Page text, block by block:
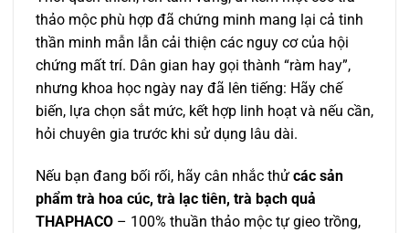
thảo mộc phù hợp đã chứng minh mang lại cả tinh
thần minh mẫn lẫn cải thiện các nguy cơ của hội
chứng mất trí. Dân gian hay gọi thành “ràm hay”,
nhưng khoa học ngày nay đã lên tiếng: Hãy chế
biến, lựa chọn sắt mức, kết hợp linh hoạt và nếu cần,
hỏi chuyên gia trước khi sử dụng lâu dài.
Nếu bạn đang bối rối, hãy cân nhắc thử các sản
phẩm trà hoa cúc, trà lạc tiên, trà bạch quả
THAPHACO – 100% thuần thảo mộc tự gieo trồng,